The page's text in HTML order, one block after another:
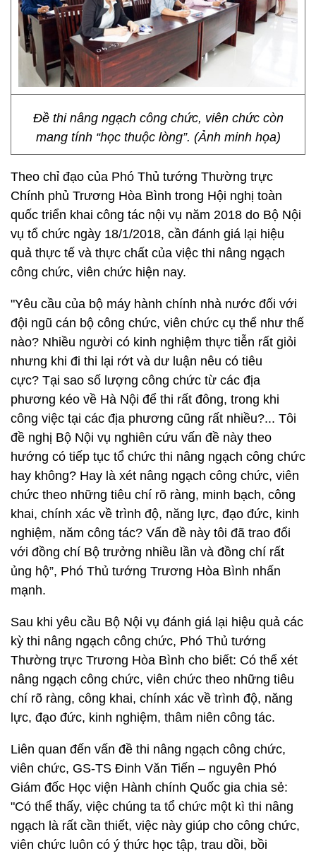
Đề thi nâng ngạch công chức, viên chức còn
mang tính “học thuộc lòng”. (Ảnh minh họa)
Theo chỉ đạo của Phó Thủ tướng Thường trực
Chính phủ Trương Hòa Bình trong Hội nghị toàn
quốc triển khai công tác nội vụ năm 2018 do Bộ Nội
vụ tổ chức ngày 18/1/2018, cần đánh giá lại hiệu
quả thực tế và thực chất của việc thi nâng ngạch
công chức, viên chức hiện nay.
"Yêu cầu của bộ máy hành chính nhà nước đối với
đội ngũ cán bộ công chức, viên chức cụ thể như thế
nào? Nhiều người có kinh nghiệm thực tiễn rất giỏi
nhưng khi đi thi lại rớt và dư luận nêu có tiêu
cực? Tại sao số lượng công chức từ các địa
phương kéo về Hà Nội để thi rất đông, trong khi
công việc tại các địa phương cũng rất nhiều?... Tôi
đề nghị Bộ Nội vụ nghiên cứu vấn đề này theo
hướng có tiếp tục tổ chức thi nâng ngạch công chức
hay không? Hay là xét nâng ngạch công chức, viên
chức theo những tiêu chí rõ ràng, minh bạch, công
khai, chính xác về trình độ, năng lực, đạo đức, kinh
nghiệm, năm công tác? Vấn đề này tôi đã trao đổi
với đồng chí Bộ trưởng nhiều lần và đồng chí rất
ủng hộ”, Phó Thủ tướng Trương Hòa Bình nhấn
mạnh.
Sau khi yêu cầu Bộ Nội vụ đánh giá lại hiệu quả các
kỳ thi nâng ngạch công chức, Phó Thủ tướng
Thường trực Trương Hòa Bình cho biết: Có thể xét
nâng ngạch công chức, viên chức theo những tiêu
chí rõ ràng, công khai, chính xác về trình độ, năng
lực, đạo đức, kinh nghiệm, thâm niên công tác.
Liên quan đến vấn đề thi nâng ngạch công chức,
viên chức, GS-TS Đinh Văn Tiến – nguyên Phó
Giám đốc Học viện Hành chính Quốc gia chia sẻ:
"Có thể thấy, việc chúng ta tổ chức một kì thi nâng
ngạch là rất cần thiết, việc này giúp cho công chức,
viên chức luôn có ý thức học tập, trau dồi, bồi